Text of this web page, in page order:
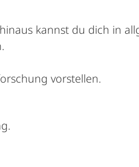
kannst du dich in
vorstellen.